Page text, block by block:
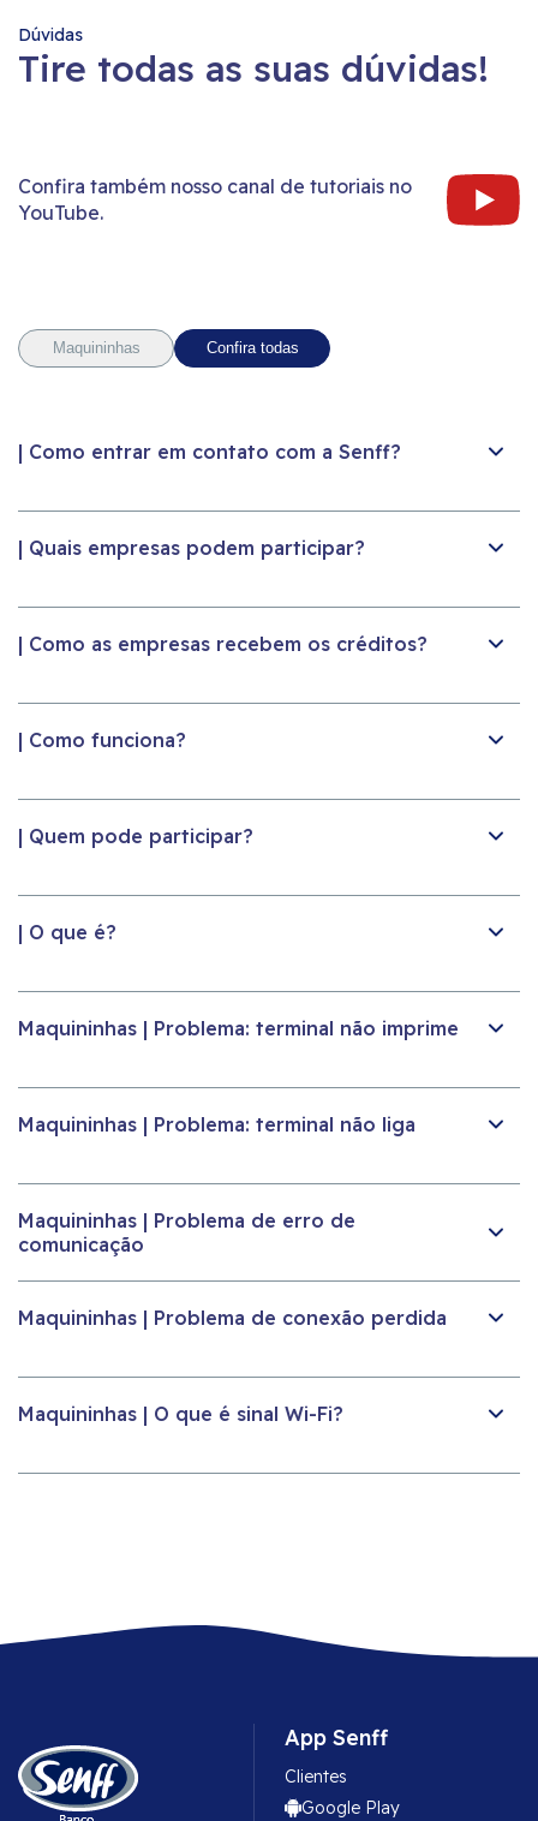
Dúvidas
Tire todas as suas dúvidas!
Confira também nosso canal de tutoriais no
YouTube.
Maquininhas Confira todas
| Como entrar em contato com a Senff?
| Quais empresas podem participar?
| Como as empresas recebem os créditos?
| Como funciona?
| Quem pode participar?
| O que é?
Maquininhas | Problema: terminal não imprime
Maquininhas | Problema: terminal não liga
Maquininhas | Problema de erro de
comunicação
Maquininhas | Problema de conexão perdida
Maquininhas | O que é sinal Wi-Fi?
App Senff
Clientes
Google Play